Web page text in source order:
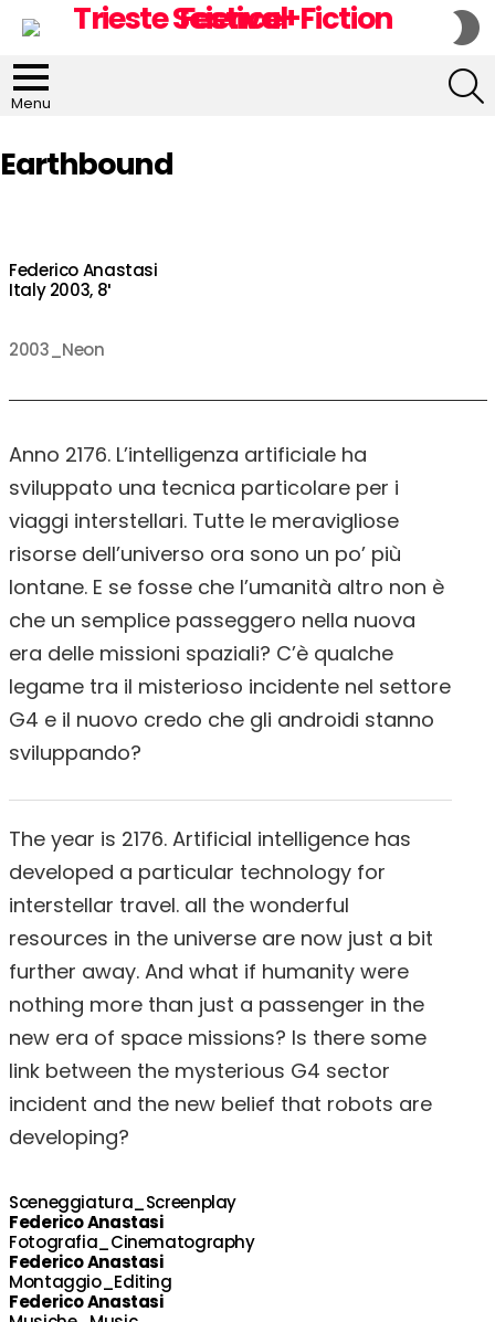
Menu
Earthbound
Federico Anastasi
Italy 2003, 8′
2003_Neon
Anno 2176. L’intelligenza artificiale ha
sviluppato una tecnica particolare per i
viaggi interstellari. Tutte le meravigliose
risorse dell’universo ora sono un po’ più
lontane. E se fosse che l’umanità altro non è
che un semplice passeggero nella nuova
era delle missioni spaziali? C’è qualche
legame tra il misterioso incidente nel settore
G4 e il nuovo credo che gli androidi stanno
sviluppando?
The year is 2176. Artificial intelligence has
developed a particular technology for
interstellar travel. all the wonderful
resources in the universe are now just a bit
further away. And what if humanity were
nothing more than just a passenger in the
new era of space missions? Is there some
link between the mysterious G4 sector
incident and the new belief that robots are
developing?
Sceneggiatura_Screenplay
Federico Anastasi
Fotografia_Cinematography
Federico Anastasi
Montaggio_Editing
Federico Anastasi